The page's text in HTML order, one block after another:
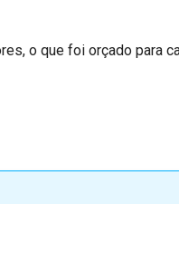
o que foi orçado para